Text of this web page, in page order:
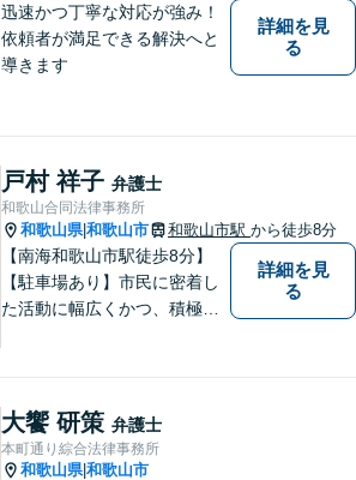
迅速かつ丁寧な対応が強み！
依頼者が満足できる解決へと
導きます
詳細を見
る
戸村 祥子 弁護士
和歌山合同法律事務所
和歌山県|和歌山市 和歌山市駅 から徒歩8分
【南海和歌山市駅徒歩8分】
【駐車場あり】市民に密着し
た活動に幅広くかつ、積極的
く対応可能。【地域に根ざし
た弁護士】法律トラブルでお
悩みの方は、お気軽にご相談
詳細を見
る
大饗 研策 弁護士
本町通り綜合法律事務所
和歌山県|和歌山市